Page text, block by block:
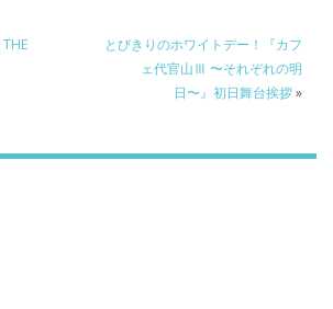
とびきりのホワイトデー！『カフ
ェ代官山Ⅲ 〜それぞれの明
日〜』初日舞台挨拶»